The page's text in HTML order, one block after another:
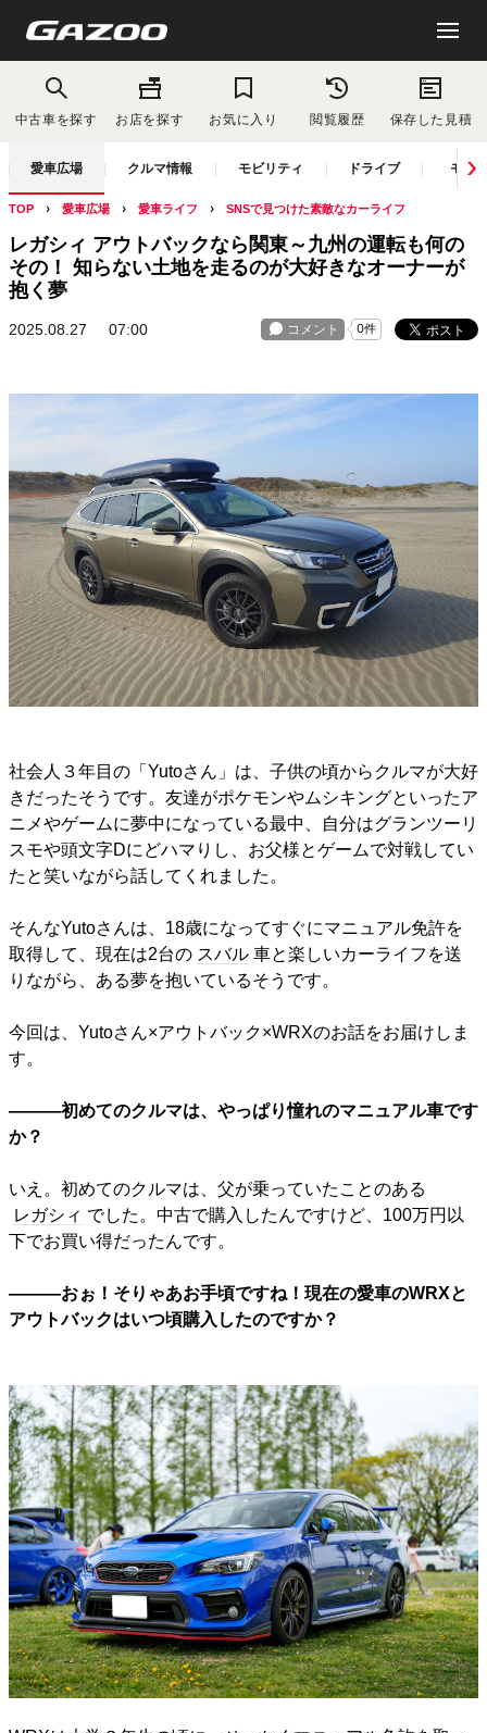
中古車を探す お店を探す お気に入り 閲覧履歴 保存した見積
愛車広場 クルマ情報 モビリティ ドライブ モー
TOP 愛車広場 愛車ライフ SNSで見つけた素敵なカーライフ
レガシィ アウトバックなら関東～九州の運転も何の
その！ 知らない土地を走るのが大好きなオーナーが
抱く夢
2025.08.27 07:00
社会人３年目の「Yutoさん」は、子供の頃からクルマが大好
きだったそうです。友達がポケモンやムシキングといったア
ニメやゲームに夢中になっている最中、自分はグランツーリ
スモや頭文字Dにどハマりし、お父様とゲームで対戦してい
たと笑いながら話してくれました。
そんなYutoさんは、18歳になってすぐにマニュアル免許を
取得して、現在は2台の スバル 車と楽しいカーライフを送
りながら、ある夢を抱いているそうです。
今回は、Yutoさん×アウトバック×WRXのお話をお届けしま
す。
―――初めてのクルマは、やっぱり憧れのマニュアル車です
か？
いえ。初めてのクルマは、父が乗っていたことのある
レガシィ でした。中古で購入したんですけど、100万円以
下でお買い得だったんです。
―――おぉ！そりゃあお手頃ですね！現在の愛車のWRXと
アウトバックはいつ頃購入したのですか？